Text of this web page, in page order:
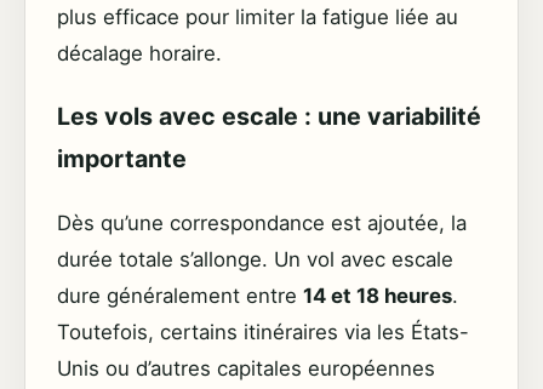
plus efficace pour limiter la fatigue liée au
décalage horaire.
Les vols avec escale : une variabilité
importante
Dès qu’une correspondance est ajoutée, la
durée totale s’allonge. Un vol avec escale
dure généralement entre 14 et 18 heures.
Toutefois, certains itinéraires via les États-
Unis ou d’autres capitales européennes